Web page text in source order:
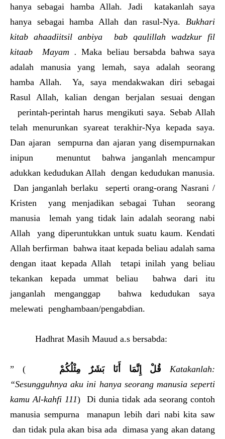
hanya sebagai hamba Allah. Jadi katakanlah saya
hanya sebagai hamba Allah dan rasul-Nya. Bukhari
kitab ahaadiitsil anbiya bab qaulillah wadzkur fil
kitaab Mayam . Maka beliau bersabda bahwa saya
adalah manusia yang lemah, saya adalah seorang
hamba Allah. Ya, saya mendakwakan diri sebagai
Rasul Allah, kalian dengan berjalan sesuai dengan
perintah-perintah harus mengikuti saya. Sebab Allah
telah menurunkan syareat terakhir-Nya kepada saya.
Dan ajaran sempurna dan ajaran yang disempurnakan
inipun menuntut bahwa janganlah mencampur
adukkan kedudukan Allah dengan kedudukan manusia.
Dan janganlah berlaku seperti orang-orang Nasrani /
Kristen yang menjadikan sebagai Tuhan seorang
manusia lemah yang tidak lain adalah seorang nabi
Allah yang diperuntukkan untuk suatu kaum. Kendati
Allah berfirman bahwa itaat kepada beliau adalah sama
dengan itaat kepada Allah tetapi inilah yang beliau
tekankan kepada ummat beliau bahwa dari itu
janganlah menganggap bahwa kedudukan saya
melewati penghambaan/pengabdian.
Hadhrat Masih Mauud a.s bersabda:
” ( قُلْ إِنَّمَا أَنَا بَشَرٌ مِثْلُكُمْ
Katakanlah:
“Sesungguhnya aku ini hanya seorang manusia seperti
kamu Al-kahfi 111) Di dunia tidak ada seorang contoh
manusia sempurna manapun lebih dari nabi kita saw
dan tidak pula akan bisa ada dimasa yang akan datang